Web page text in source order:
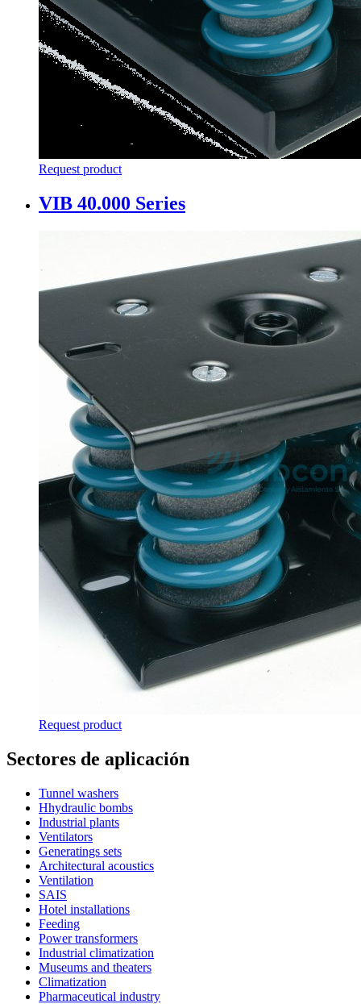
Request product
VIB 40.000 Series
Request product
Sectores de aplicación
Tunnel washers
Hhydraulic bombs
Industrial plants
Ventilators
Generatings sets
Architectural acoustics
Ventilation
SAIS
Hotel installations
Feeding
Power transformers
Industrial climatization
Museums and theaters
Climatization
Pharmaceutical industry